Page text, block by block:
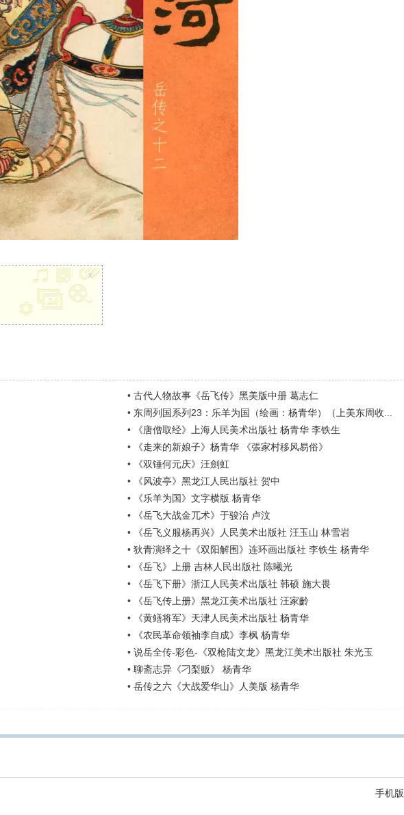
x
• 古代人物故事《岳飞传》黑美版中册 葛志仁
• 东周列国系列23：乐羊为国（绘画：杨青华）（上美东周收...
•
《唐僧取经》上海人民美术出版社 杨青华 李铁生
•
《走来的新娘子》杨青华 《張家村移风易俗》
•
《双锤何元庆》汪劍虹
•
《风波亭》黑龙江人民出版社 贺中
•
《乐羊为国》文字横版 杨青华
•
《岳飞大战金兀术》于骏治 卢汶
•
《岳飞义服杨再兴》人民美术出版社 汪玉山 林雪岩
• 狄青演绎之十《双阳解围》连环画出版社 李铁生 杨青华
•
《岳飞》上册 吉林人民出版社 陈曦光
•
《岳飞下册》浙江人民美术出版社 韩硕 施大畏
•
《岳飞传上册》黑龙江美术出版社 汪家齡
•
《黄鳝将军》天津人民美术出版社 杨青华
•
《农民革命领袖李自成》李枫 杨青华
• 说岳全传-彩色-《双枪陆文龙》黑龙江美术出版社 朱光玉
• 聊斋志异《刁梨贩》 杨青华
• 岳传之六《大战爱华山》人美版 杨青华
手机版